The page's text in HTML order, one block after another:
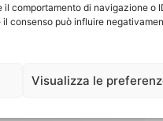
comportamento di navigazione o
consenso può influire
Visualizza le